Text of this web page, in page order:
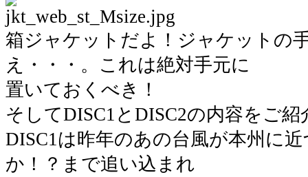
箱ジャケットだよ！ジャケットの
え・・・。これは絶対手元に
置いておくべき！
そしてDISC1とDISC2の内容をご紹
DISC1は昨年のあの台風が本州に
か！？まで追い込まれ